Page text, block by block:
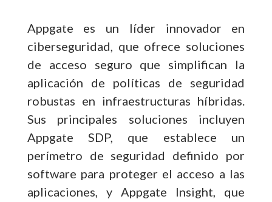
Appgate es un líder innovador en
ciberseguridad, que ofrece soluciones
de acceso seguro que simplifican la
aplicación de políticas de seguridad
robustas en infraestructuras híbridas.
Sus principales soluciones incluyen
Appgate SDP, que establece un
perímetro de seguridad definido por
software para proteger el acceso a las
aplicaciones, y Appgate Insight, que